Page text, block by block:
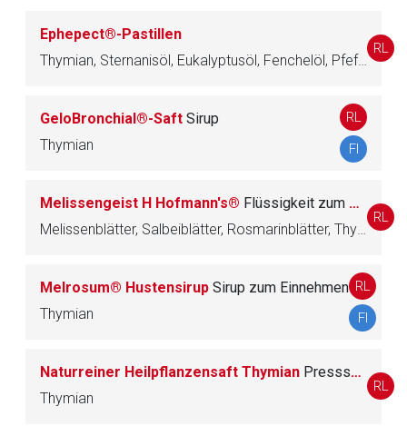
Ephepect®-Pastillen
Thymian, Sternanisöl, Eukalyptusöl, Fenchelöl, Pfefferminzöl, Ammoniumchlorid
RL
GeloBronchial®-Saft Sirup
Thymian
RL
FI
Melissengeist H Hofmann's® Flüssigkeit zum Einnehmen und zur Anwendung auf der Haut
Melissenblätter, Salbeiblätter, Rosmarinblätter, Thymian, Angelikawurzel, Muskatnuss, Zimtrinde, Gewürznelke, Citronenöl, Levomenthol, Citronellöl, Nelkenöl, Zimtöl
RL
Melrosum® Hustensirup Sirup zum Einnehmen
Thymian
RL
FI
Naturreiner Heilpflanzensaft Thymian Presssaft
Thymian
RL
Seite. Für die Inhalte der externen Web-Seite ist deren
Betreiber verantwortlich. Ebenso gelten dort ggf. andere
Datenschutzbestimmungen.
Zurück zur rote-liste.de Zur Seite